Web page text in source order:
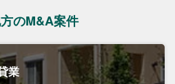
のM&A案件
業